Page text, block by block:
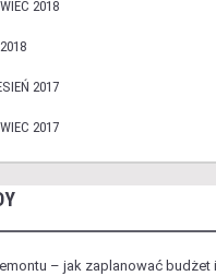
2018
2017
2017
– jak zaplanować budżet